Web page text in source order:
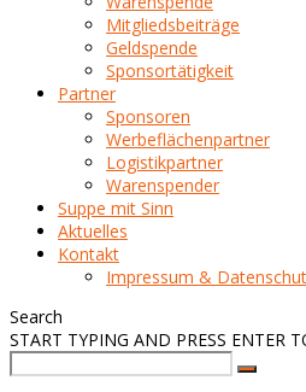
Mitgliedsbeiträge
Geldspende
Sponsortätigkeit
Partner
Sponsoren
Werbeflächenpartner
Logistikpartner
Warenspender
Suppe mit Sinn
Aktuelles
Kontakt
Impressum &
Search
START TYPING AND PRESS ENTER